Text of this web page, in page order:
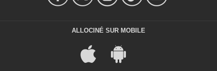
ALLOCINÉ SUR MOBILE